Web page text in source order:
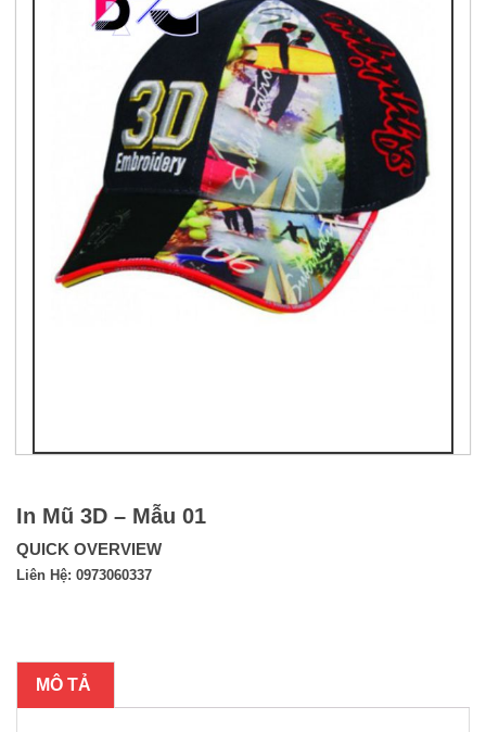
In Mũ 3D – Mẫu 01
QUICK OVERVIEW
Liên Hệ: 0973060337
MÔ TẢ